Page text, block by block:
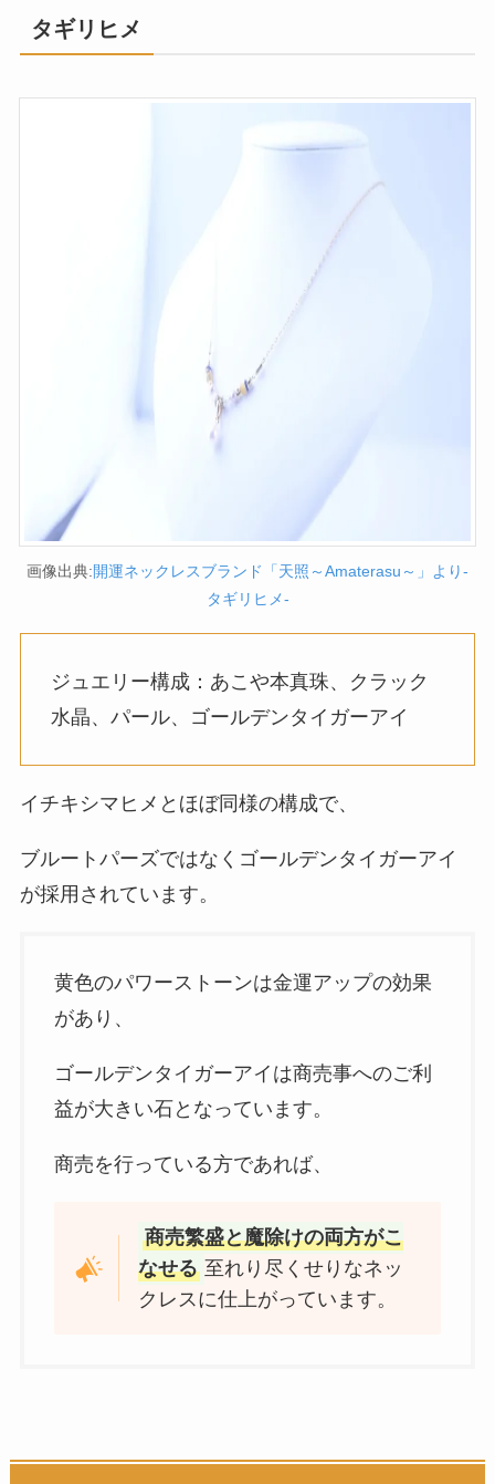
タギリヒメ
画像出典:開運ネックレスブランド「天照～Amaterasu～」より-
タギリヒメ-
ジュエリー構成：あこや本真珠、クラック
水晶、パール、ゴールデンタイガーアイ
イチキシマヒメとほぼ同様の構成で、
ブルートパーズではなくゴールデンタイガーアイ
が採用されています。
黄色のパワーストーンは金運アップの効果
があり、
ゴールデンタイガーアイは商売事へのご利
益が大きい石となっています。
商売を行っている方であれば、
商売繁盛と魔除けの両方がこ
なせる 至れり尽くせりなネッ
クレスに仕上がっています。